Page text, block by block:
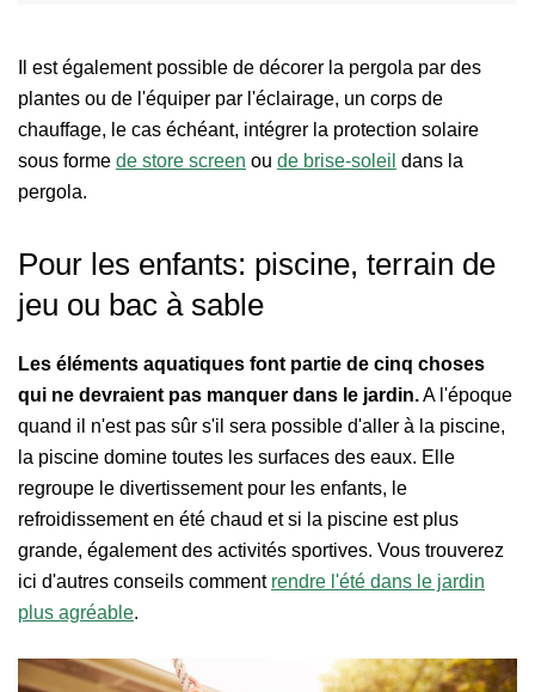
Il est également possible de décorer la pergola par des
plantes ou de l'équiper par l'éclairage, un corps de
chauffage, le cas échéant, intégrer la protection solaire
sous forme de store screen ou de brise-soleil dans la
pergola.
Pour les enfants: piscine, terrain de
jeu ou bac à sable
Les éléments aquatiques font partie de cinq choses
qui ne devraient pas manquer dans le jardin.A l'époque
quand il n'est pas sûr s'il sera possible d'aller à la piscine,
la piscine domine toutes les surfaces des eaux. Elle
regroupe le divertissement pour les enfants, le
refroidissement en été chaud et si la piscine est plus
grande, également des activités sportives. Vous trouverez
ici d'autres conseils comment rendre l'été dans le jardin
plus agréable.